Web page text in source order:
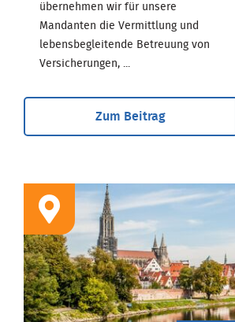
übernehmen wir für unsere
Mandanten die Vermittlung und
lebensbegleitende Betreuung von
Versicherungen, ...
Zum Beitrag